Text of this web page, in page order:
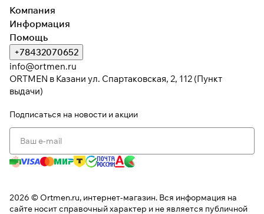
Компания
Информация
Помощь
+78432070652
info@ortmen.ru
ORTMEN в Казани ул. Спартаковская, 2, 112 (Пункт
выдачи)
Подписаться на новости и акции
2026 © Ortmen.ru, интернет-магазин. Вся информация на
сайте носит справочный характер и не является публичной